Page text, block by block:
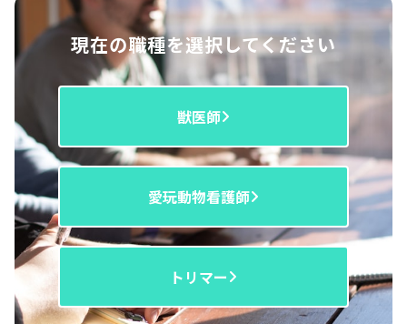
現在の職種を選択してください
獣医師
愛玩動物看護師
トリマー